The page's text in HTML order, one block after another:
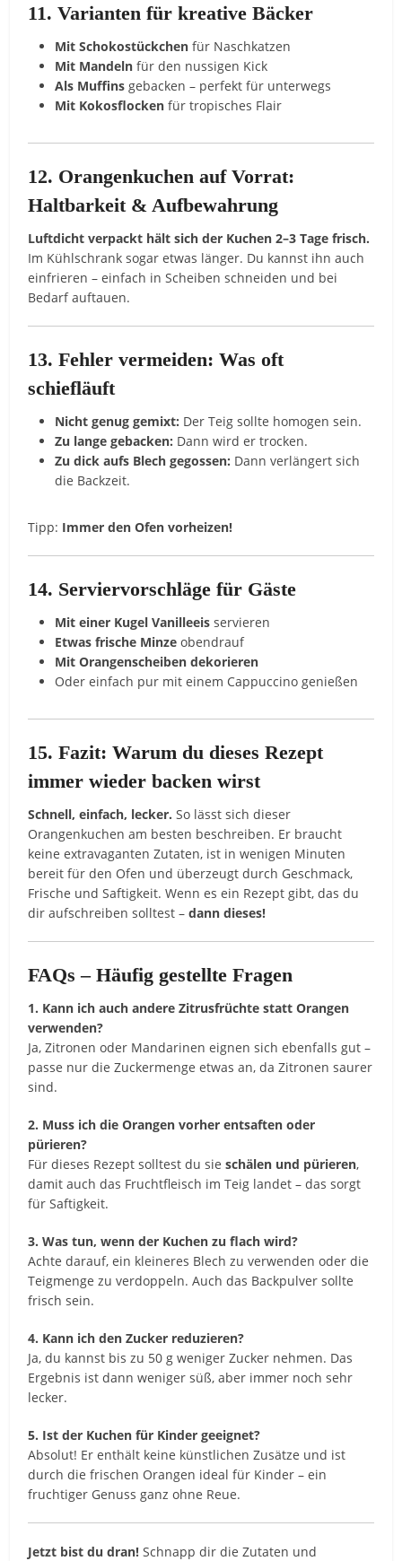
11. Varianten für kreative Bäcker
Mit Schokostückchen für Naschkatzen
Mit Mandeln für den nussigen Kick
Als Muffins gebacken – perfekt für unterwegs
Mit Kokosflocken für tropisches Flair
12. Orangenkuchen auf Vorrat:
Haltbarkeit & Aufbewahrung
Luftdicht verpackt hält sich der Kuchen 2–3 Tage frisch.
Im Kühlschrank sogar etwas länger. Du kannst ihn auch
einfrieren – einfach in Scheiben schneiden und bei
Bedarf auftauen.
13. Fehler vermeiden: Was oft
schiefläuft
Nicht genug gemixt: Der Teig sollte homogen sein.
Zu lange gebacken: Dann wird er trocken.
Zu dick aufs Blech gegossen: Dann verlängert sich
die Backzeit.
Tipp: Immer den Ofen vorheizen!
14. Serviervorschläge für Gäste
Mit einer Kugel Vanilleeis servieren
Etwas frische Minze obendrauf
Mit Orangenscheiben dekorieren
Oder einfach pur mit einem Cappuccino genießen
15. Fazit: Warum du dieses Rezept
immer wieder backen wirst
Schnell, einfach, lecker. So lässt sich dieser
Orangenkuchen am besten beschreiben. Er braucht
keine extravaganten Zutaten, ist in wenigen Minuten
bereit für den Ofen und überzeugt durch Geschmack,
Frische und Saftigkeit. Wenn es ein Rezept gibt, das du
dir aufschreiben solltest –dann dieses!
FAQs – Häufig gestellte Fragen
1. Kann ich auch andere Zitrusfrüchte statt Orangen
verwenden?
Ja, Zitronen oder Mandarinen eignen sich ebenfalls gut –
passe nur die Zuckermenge etwas an, da Zitronen saurer
sind.
2. Muss ich die Orangen vorher entsaften oder
pürieren?
Für dieses Rezept solltest du sieschälen und pürieren,
damit auch das Fruchtfleisch im Teig landet – das sorgt
für Saftigkeit.
3. Was tun, wenn der Kuchen zu flach wird?
Achte darauf, ein kleineres Blech zu verwenden oder die
Teigmenge zu verdoppeln. Auch das Backpulver sollte
frisch sein.
4. Kann ich den Zucker reduzieren?
Ja, du kannst bis zu 50 g weniger Zucker nehmen. Das
Ergebnis ist dann weniger süß, aber immer noch sehr
lecker.
5. Ist der Kuchen für Kinder geeignet?
Absolut! Er enthält keine künstlichen Zusätze und ist
durch die frischen Orangen ideal für Kinder – ein
fruchtiger Genuss ganz ohne Reue.
Jetzt bist du dran! Schnapp dir die Zutaten und